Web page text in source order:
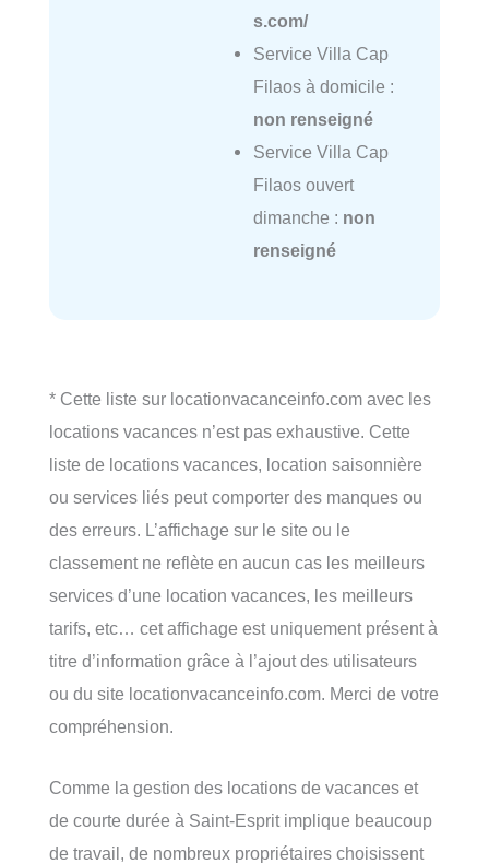
s.com/
Service Villa Cap
Filaos à domicile :
non renseigné
Service Villa Cap
Filaos ouvert
dimanche : non
renseigné
* Cette liste sur locationvacanceinfo.com avec les
locations vacances n’est pas exhaustive. Cette
liste de locations vacances, location saisonnière
ou services liés peut comporter des manques ou
des erreurs. L’affichage sur le site ou le
classement ne reflète en aucun cas les meilleurs
services d’une location vacances, les meilleurs
tarifs, etc… cet affichage est uniquement présent à
titre d’information grâce à l’ajout des utilisateurs
ou du site locationvacanceinfo.com. Merci de votre
compréhension.
Comme la gestion des locations de vacances et
de courte durée à Saint-Esprit implique beaucoup
de travail, de nombreux propriétaires choisissent